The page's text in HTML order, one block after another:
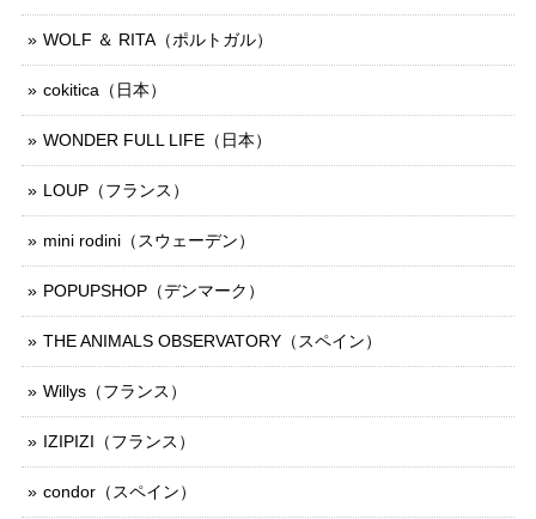
WOLF ＆ RITA（ポルトガル）
cokitica（日本）
WONDER FULL LIFE（日本）
LOUP（フランス）
mini rodini（スウェーデン）
POPUPSHOP（デンマーク）
THE ANIMALS OBSERVATORY（スペイン）
Willys（フランス）
IZIPIZI（フランス）
condor（スペイン）